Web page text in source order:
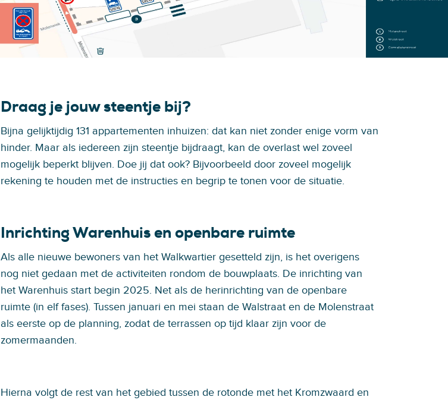
Draag je jouw steentje bij?
Bijna gelijktijdig 131 appartementen inhuizen: dat kan niet zonder enige vorm van
hinder. Maar als iedereen zijn steentje bijdraagt, kan de overlast wel zoveel
mogelijk beperkt blijven. Doe jij dat ook? Bijvoorbeeld door zoveel mogelijk
rekening te houden met de instructies en begrip te tonen voor de situatie.
Inrichting Warenhuis en openbare ruimte
Als alle nieuwe bewoners van het Walkwartier gesetteld zijn, is het overigens
nog niet gedaan met de activiteiten rondom de bouwplaats. De inrichting van
het Warenhuis start begin 2025. Net als de herinrichting van de openbare
ruimte (in elf fases). Tussen januari en mei staan de Walstraat en de Molenstraat
als eerste op de planning, zodat de terrassen op tijd klaar zijn voor de
zomermaanden.
Hierna volgt de rest van het gebied tussen de rotonde met het Kromzwaard en